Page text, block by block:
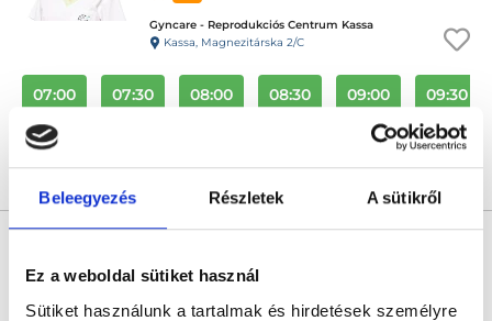
Beleegyezés Részletek A sütikről
Ez a weboldal sütiket használ
Sütiket használunk a tartalmak és hirdetések személyre
Gyncare - Reprodukciós Centrum Kassa
Kassa, Magnezitárska 2/C
07:00 07:30 08:00 08:30 09:00 09:30